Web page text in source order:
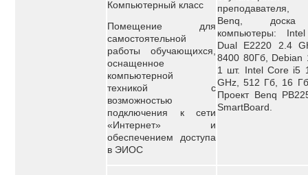
Компьютерный класс
Помещение для
самостоятельной
работы обучающихся,
оснащенное
компьютерной
техникой с
возможностью
подключения к сети
«Интернет» и
обеспечением доступа
в ЭИОС
преподавателя,
Benq, доска
компьютеры:
Dual E2220 2.4
8400 80Гб,
1 шт. Intel Core i5
GHz, 512 Гб, 16
Проект Benq
SmartBoard.